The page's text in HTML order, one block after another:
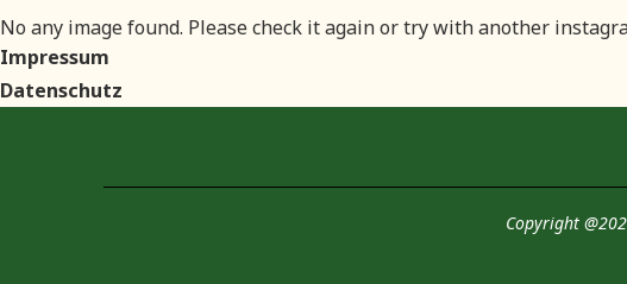
No any image found. Please check it again or try with another
Impressum
Datenschutz
Copyright